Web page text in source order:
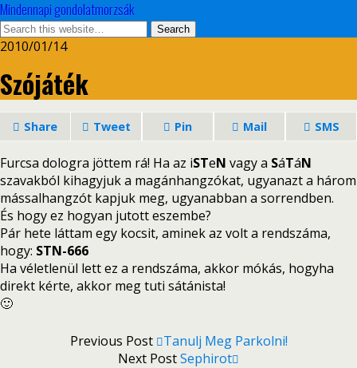
Mindennapi gondolatmorzsák
2010/01/14
Szójáték
Share Tweet Pin Mail SMS
Furcsa dologra jöttem rá! Ha az iSTeN vagy a SáTáN
szavakból kihagyjuk a magánhangzókat, ugyanazt a három
mássalhangzót kapjuk meg, ugyanabban a sorrendben.
És hogy ez hogyan jutott eszembe?
Pár hete láttam egy kocsit, aminek az volt a rendszáma,
hogy: STN-666
Ha véletlenül lett ez a rendszáma, akkor mókás, hogyha
direkt kérte, akkor meg tuti sátánista!
🙂
Previous Post
Tanulj Meg Parkolni!
Next PostSephirot